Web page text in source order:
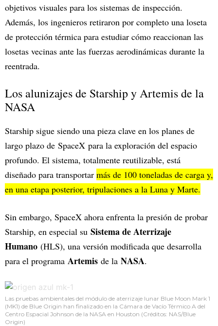
objetivos visuales para los sistemas de inspección.
Además, los ingenieros retiraron por completo una loseta
de protección térmica para estudiar cómo reaccionan las
losetas vecinas ante las fuerzas aerodinámicas durante la
reentrada.
Los alunizajes de Starship y Artemis de la
NASA
Starship sigue siendo una pieza clave en los planes de
largo plazo de SpaceX para la exploración del espacio
profundo. El sistema, totalmente reutilizable, está
diseñado para transportar más de 100 toneladas de carga y,
en una etapa posterior, tripulaciones a la Luna y Marte.
Sin embargo, SpaceX ahora enfrenta la presión de probar
Starship, en especial su Sistema de Aterrizaje
Humano (HLS), una versión modificada que desarrolla
para el programa Artemis de la NASA.
Las pruebas ambientales del módulo de aterrizaje lunar Blue Moon Mark 1
(MK1) de Blue Origin han finalizado en la Cámara de Vacío Térmico A del
Centro Espacial Johnson de la NASA en Houston (Créditos: NAS/Blue
Origin)